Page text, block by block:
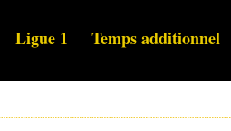
Ligue 1 Temps additionnel